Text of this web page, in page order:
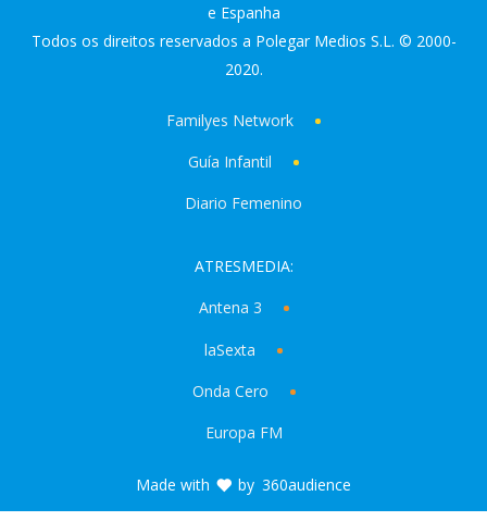
e Espanha
Todos os direitos reservados a Polegar Medios S.L. © 2000-
2020.
Familyes Network
Guía Infantil
Diario Femenino
ATRESMEDIA:
Antena 3
laSexta
Onda Cero
Europa FM
Made with by 360audience